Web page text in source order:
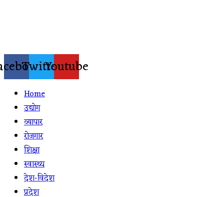
TwitterYoutube
Home
उद्योग
व्यापार
रोजगार
शिक्षा
स्वास्थ्य
देश-विदेश
प्रदेश